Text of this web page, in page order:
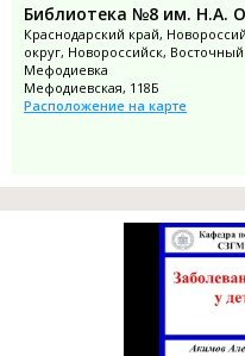
Библиотека №8 им. Н.А.
Краснодарский край,
округ, Новороссийск,
Мефодиевка
Мефодиевская, 118Б
Расположение на карте